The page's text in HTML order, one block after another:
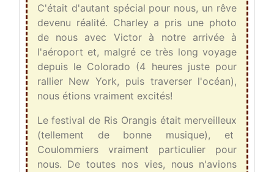
C'était d'autant spécial pour nous, un rêve
devenu réalité. Charley a pris une photo
de nous avec Victor à notre arrivée à
l'aéroport et, malgré ce très long voyage
depuis le Colorado (4 heures juste pour
rallier New York, puis traverser l'océan),
nous étions vraiment excités!
Le festival de Ris Orangis était merveilleux
(tellement de bonne musique), et
Coulommiers vraiment particulier pour
nous. De toutes nos vies, nous n'avions